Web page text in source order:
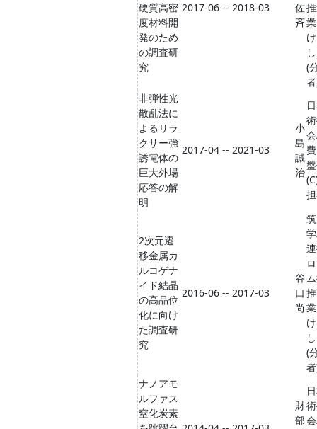
硬質高密
度材料開
発のため
の調査研
究
2017-06 -- 2018-03
佐
斉
(
非弾性光
散乱法に
よるリラ
クサー強
誘電体の
巨大外場
応答の解
明
2017-04 -- 2021-03
小
島
誠
治
2次元遷
移金属カ
ルコゲナ
イド結晶
の高品位
化に向け
た調査研
究
2016-06 -- 2017-03
谷
口
尚
(
ナノアモ
ルファス
窒化炭素
財
部